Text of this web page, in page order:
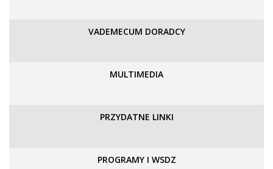
VADEMECUM DORADCY
MULTIMEDIA
PRZYDATNE LINKI
PROGRAMY I WSDZ